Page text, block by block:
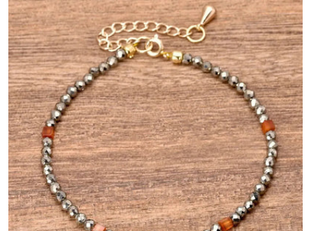
Ouvrir le média 4 en mode modal